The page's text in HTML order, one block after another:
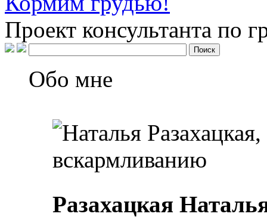
Проект консультанта по
Обо мне
Разахацкая